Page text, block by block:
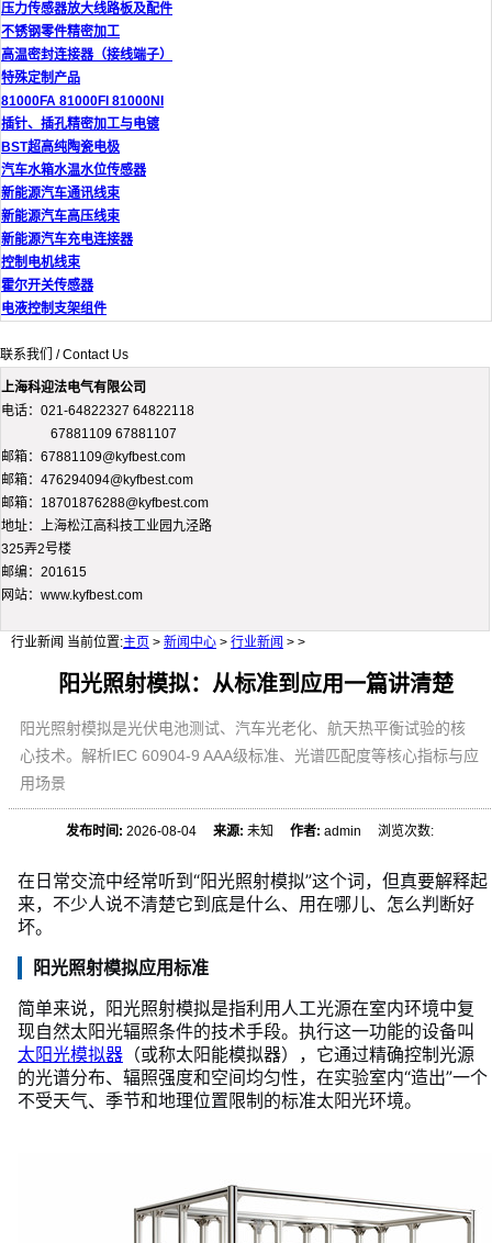
压力传感器放大线路板及配件
不锈钢零件精密加工
高温密封连接器（接线端子）
特殊定制产品
81000FA 81000FI 81000NI
插针、插孔精密加工与电镀
BST超高纯陶瓷电极
汽车水箱水温水位传感器
新能源汽车通讯线束
新能源汽车高压线束
新能源汽车充电连接器
控制电机线束
霍尔开关传感器
电液控制支架组件
联系我们 / Contact Us
上海科迎法电气有限公司
电话：021-64822327 64822118
67881109 67881107
邮箱：67881109@kyfbest.com
邮箱：476294094@kyfbest.com
邮箱：18701876288@kyfbest.com
地址：上海松江高科技工业园九泾路
325弄2号楼
邮编：201615
网站：www.kyfbest.com
行业新闻 当前位置:主页 > 新闻中心 > 行业新闻 > >
阳光照射模拟：从标准到应用一篇讲清楚
阳光照射模拟是光伏电池测试、汽车光老化、航天热平衡试验的核
心技术。解析IEC 60904-9 AAA级标准、光谱匹配度等核心指标与应
用场景
发布时间: 2026-08-04来源: 未知作者: admin 浏览次数:
在日常交流中经常听到“阳光照射模拟”这个词，但真要解释起
来，不少人说不清楚它到底是什么、用在哪儿、怎么判断好
坏。
阳光照射模拟应用标准
简单来说，阳光照射模拟是指利用人工光源在室内环境中复
现自然太阳光辐照条件的技术手段。执行这一功能的设备叫
太阳光模拟器 （或称太阳能模拟器），它通过精确控制光源
的光谱分布、辐照强度和空间均匀性，在实验室内“造出”一个
不受天气、季节和地理位置限制的标准太阳光环境。